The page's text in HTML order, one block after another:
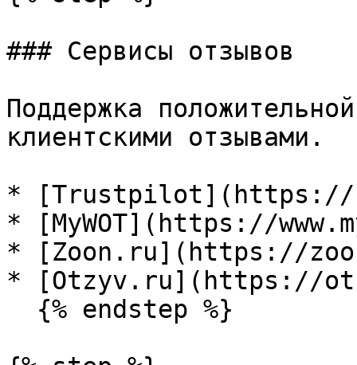
### Сервисы отзывов
Поддержка
клиентскими отзывами.
* [Trustpilot](https://
* [MyWOT](https://
* [Zoon.ru](https://
* [Otzyv.ru](https://